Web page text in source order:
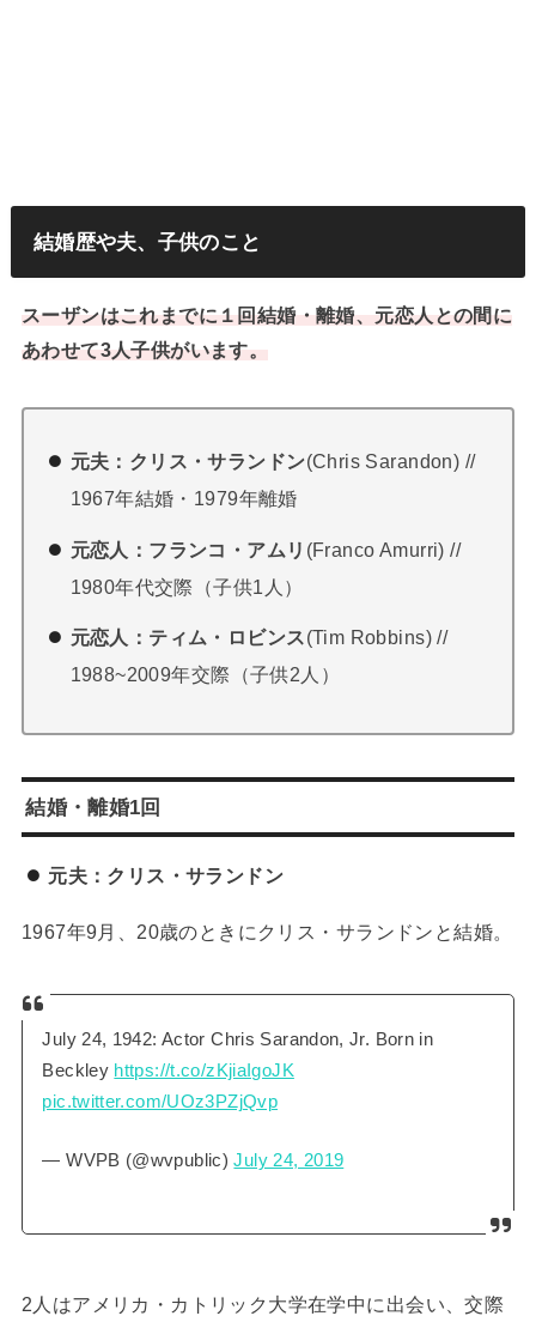
結婚歴や夫、子供のこと
スーザンはこれまでに１回結婚・離婚、元恋人との間に
あわせて3人子供がいます。
元夫：クリス・サランドン(Chris Sarandon) //
1967年結婚・1979年離婚
元恋人：フランコ・アムリ (Franco Amurri) //
1980年代交際（子供1人）
元恋人：ティム・ロビンス(Tim Robbins) //
1988~2009年交際（子供2人）
結婚・離婚1回
元夫：クリス・サランドン
1967年9月、20歳のときにクリス・サランドンと結婚。
July 24, 1942: Actor Chris Sarandon, Jr. Born in
Beckley https://t.co/zKjiaIgoJK
pic.twitter.com/UOz3PZjQvp
— WVPB (@wvpublic)July 24, 2019
2人はアメリカ・カトリック大学在学中に出会い、交際